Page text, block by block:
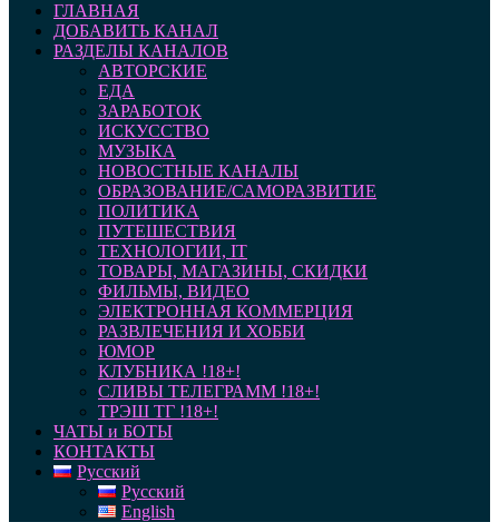
ГЛАВНАЯ
ДОБАВИТЬ КАНАЛ
РАЗДЕЛЫ КАНАЛОВ
АВТОРСКИЕ
ЕДА
ЗАРАБОТОК
ИСКУССТВО
МУЗЫКА
НОВОСТНЫЕ КАНАЛЫ
ОБРАЗОВАНИЕ/САМОРАЗВИТИЕ
ПОЛИТИКА
ПУТЕШЕСТВИЯ
ТЕХНОЛОГИИ, IT
ТОВАРЫ, МАГАЗИНЫ, СКИДКИ
ФИЛЬМЫ, ВИДЕО
ЭЛЕКТРОННАЯ КОММЕРЦИЯ
РАЗВЛЕЧЕНИЯ И ХОББИ
ЮМОР
КЛУБНИКА !18+!
СЛИВЫ ТЕЛЕГРАММ !18+!
ТРЭШ ТГ !18+!
ЧАТЫ и БОТЫ
КОНТАКТЫ
Русский
Русский
English